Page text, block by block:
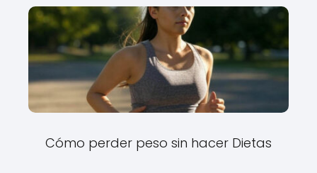
Cómo perder peso sin hacer Dietas